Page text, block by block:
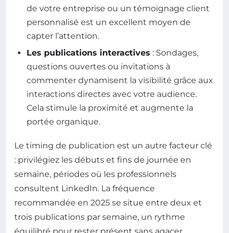
de votre entreprise ou un témoignage client
personnalisé est un excellent moyen de
capter l’attention.
Les publications interactives : Sondages,
questions ouvertes ou invitations à
commenter dynamisent la visibilité grâce aux
interactions directes avec votre audience.
Cela stimule la proximité et augmente la
portée organique.
Le timing de publication est un autre facteur clé
: privilégiez les débuts et fins de journée en
semaine, périodes où les professionnels
consultent LinkedIn. La fréquence
recommandée en 2025 se situe entre deux et
trois publications par semaine, un rythme